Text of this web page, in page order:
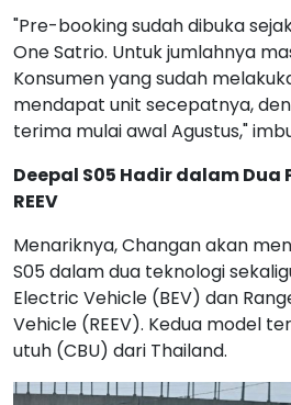
"Pre-booking sudah dibuka
One Satrio. Untuk jumlahnya
Konsumen yang sudah
mendapat unit secepatnya,
terima mulai awal Agustus,"
Deepal S05 Hadir dalam Dua
REEV
Menariknya, Changan akan
S05 dalam dua teknologi
Electric Vehicle (BEV) dan
Vehicle (REEV). Kedua model
utuh (CBU) dari Thailand.